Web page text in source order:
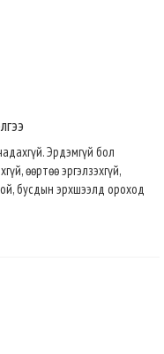
Эрдэмгүй бол
өөртөө эргэлзэхгүй,
бусдын эрхшээлд ороход